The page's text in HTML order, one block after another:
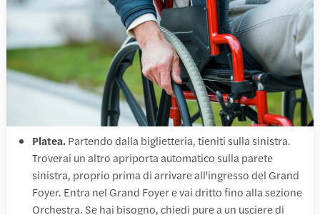
Platea. Partendo dalla biglietteria, tieniti sulla sinistra.
Troverai un altro apriporta automatico sulla parete
sinistra, proprio prima di arrivare all'ingresso del Grand
Foyer. Entra nel Grand Foyer e vai dritto fino alla sezione
Orchestra. Se hai bisogno, chiedi pure a un usciere di